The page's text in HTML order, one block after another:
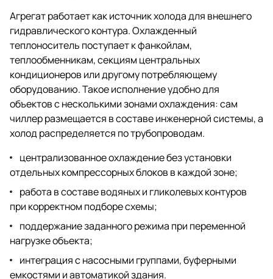
Агрегат работает как источник холода для внешнего
гидравлического контура. Охлажденный
теплоноситель поступает к фанкойлам,
теплообменникам, секциям центральных
кондиционеров или другому потребляющему
оборудованию. Такое исполнение удобно для
объектов с несколькими зонами охлаждения: сам
чиллер размещается в составе инженерной системы, а
холод распределяется по трубопроводам.
централизованное охлаждение без установки
отдельных компрессорных блоков в каждой зоне;
работа в составе водяных и гликолевых контуров
при корректном подборе схемы;
поддержание заданного режима при переменной
нагрузке объекта;
интеграция с насосными группами, буферными
емкостями и автоматикой здания.